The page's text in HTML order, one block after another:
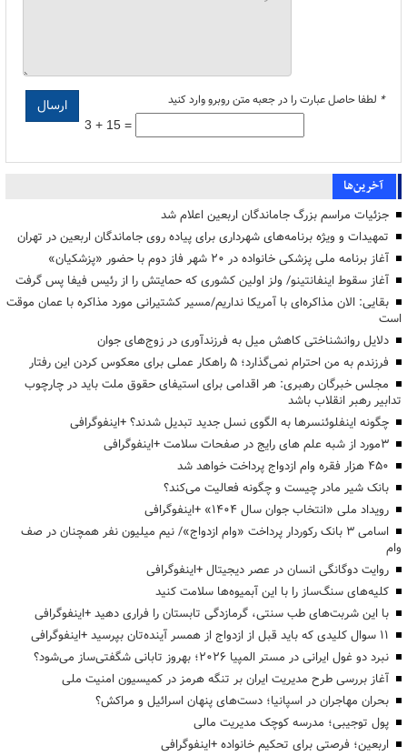
* لطفا حاصل عبارت را در جعبه متن روبرو وارد کنید
3 + 15 =
آخرین‌ها
جزئیات مراسم بزرگ جاماندگان اربعین اعلام شد
تمهیدات و ویژه برنامه‌های شهرداری برای پیاده روی جاماندگان اربعین در تهران
آغاز برنامه ملی پزشکی خانواده در ۲۰ شهر فاز دوم با حضور «پزشکیان»
آغاز سقوط اینفانتینو/ ولز اولین کشوری که حمایتش را از رئیس فیفا پس گرفت
بقایی: الان مذاکره‌ای با آمریکا نداریم/مسیر کشتیرانی مورد مذاکره با عمان موقت
است
دلایل روانشناختی کاهش میل به فرزندآوری در زوج‌های جوان
فرزندم به من احترام نمی‌گذارد؛ ۵ راهکار عملی برای معکوس کردن این رفتار
مجلس خبرگان رهبری: هر اقدامی برای استیفای حقوق ملت باید در چارچوب
تدابیر رهبر انقلاب باشد
چگونه اینفلوئنسرها به الگوی نسل جدید تبدیل شدند؟ +اینفوگرافی
3مورد از شبه علم های رایج در صفحات سلامت +اینفوگرافی
۴۵۰ هزار فقره وام ازدواج پرداخت خواهد شد
بانک شیر مادر چیست و چگونه فعالیت می‌کند؟
رویداد ملی «انتخاب جوان سال ۱۴۰۴» +اینفوگرافی
اسامی ۳ بانک رکوردار پرداخت «وام ازدواج»/ نیم میلیون نفر همچنان در صف
وام
روایت دوگانگی انسان در عصر دیجیتال +اینفوگرافی
کلیه‌های سنگ‌ساز را با این آبمیوه‌ها سلامت کنید
با این شربت‌های طب سنتی، گرمازدگی تابستان را فراری دهید +اینفوگرافی
۱۱ سوال کلیدی که باید قبل از ازدواج از همسر آینده‌تان بپرسید +اینفوگرافی
نبرد دو غول ایرانی در مستر المپیا ۲۰۲۶؛ بهروز تابانی شگفتی‌ساز می‌شود؟
آغاز بررسی طرح مدیریت ایران بر تنگه هرمز در کمیسیون امنیت ملی
بحران مهاجران در اسپانیا؛ دست‌های پنهان اسرائیل و مراکش؟
پول توجیبی؛ مدرسه کوچک مدیریت مالی
اربعین؛ فرصتی برای تحکیم خانواده +اینفوگرافی